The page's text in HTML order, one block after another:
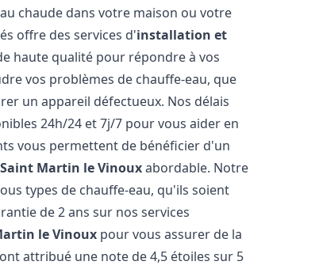
chaude dans votre maison ou votre
offre des services d'installation et
haute qualité pour répondre à vos
vos problèmes de chauffe-eau, que
un appareil défectueux. Nos délais
24h/24 et 7j/7 pour vous aider en
vous permettent de bénéficier d'un
Saint Martin le Vinouxabordable. Notre
types de chauffe-eau, qu'ils soient
de 2 ans sur nos services
le Vinoux pour vous assurer de la
attribué une note de 4,5 étoiles sur 5